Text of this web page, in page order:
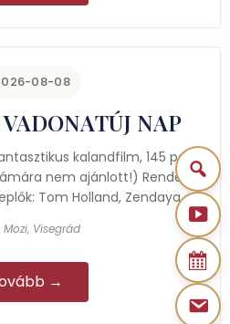
08-08
NAP
kalandfilm, 145 perc,
nem ajánlott!) Rendező:
Tom Holland, Zendaya,…
Visegrád
→